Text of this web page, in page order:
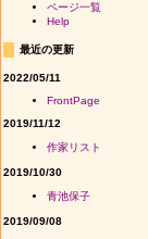
ページ一覧
Help
最近の更新
2022/05/11
FrontPage
2019/11/12
作家リスト
2019/10/30
青池保子
2019/09/08